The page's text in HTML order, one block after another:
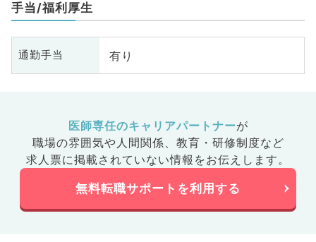
手当/福利厚生
通勤手当 有り
医師専任のキャリアパートナーが
職場の雰囲気や人間関係、 教育・研修制度など
求人票に掲載されていない情報をお伝えします。
無料転職サポートを利用する